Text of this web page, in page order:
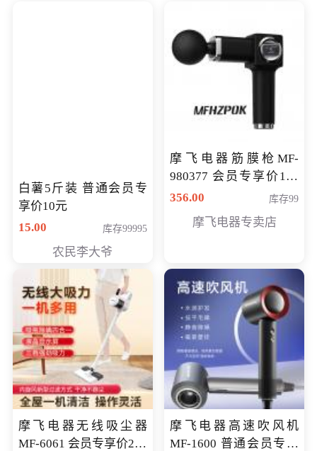
白薯5斤装 普通会员专
享价10元
15.00
库存99995
农民李大爷
摩飞电器筋膜枪MF-
980377 会员专享价199
元
356.00 库存99
摩飞电器专卖店
摩飞电器无线吸尘器
MF-6061 会员专享价299
摩飞电器高速吹风机
MF-1600 普通会员专享